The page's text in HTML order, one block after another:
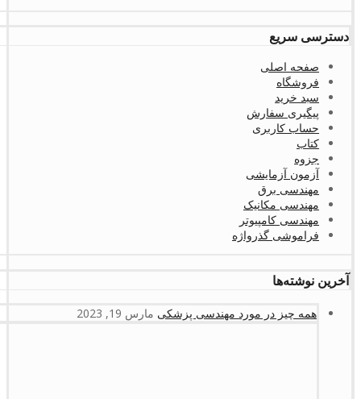
دسترسی سریع
صفحه اصلی
فروشگاه
سبد خرید
پیگیری سفارش
حساب کاربری
کتاب
جزوه
آزمون آزمایشی
مهندسی برق
مهندسی مکانیک
مهندسی کامپیوتر
فراموشی گذرواژه
آخرین نوشته‌ها
همه چیز در مورد مهندسی پزشکی مارس 19, 2023